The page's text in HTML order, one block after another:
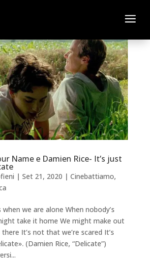
a
Name e Damien Rice- It’s just
| Set 21, 2020 | Cinebattiamo,
we are alone When nobody’s
take it home We might make out
It’s not that we’re scared It’s
(Damien Rice, “Delicate”)